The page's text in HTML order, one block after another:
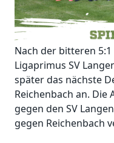
Nach der bitteren
Ligaprimus SV
später das nächste
Reichenbach an.
gegen den SV
gegen Reichenbach